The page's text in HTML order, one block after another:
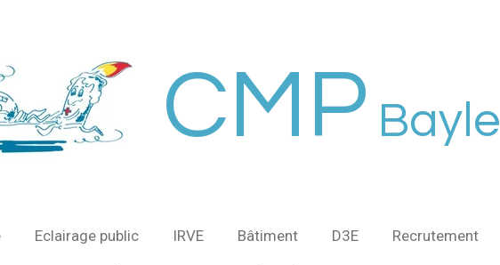
CMP Bayle
Eclairage public IRVE Bâtiment D3E Recrutement